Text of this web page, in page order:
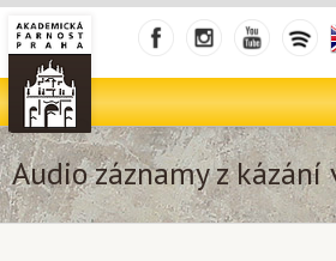
Audio záznamy z